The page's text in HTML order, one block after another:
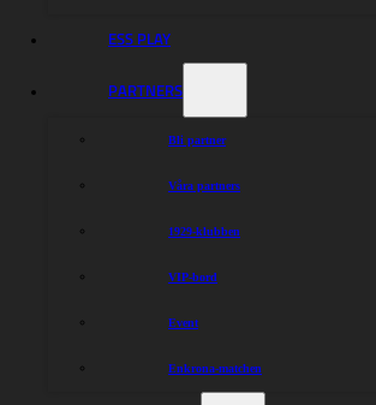
ESS PLAY
PARTNERS
Bli partner
Våra partners
1929-klubben
VIP-bord
Event
Enkrona-matchen